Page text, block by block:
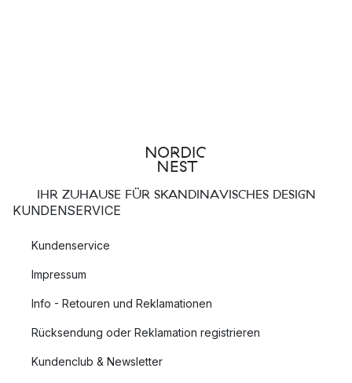
IHR ZUHAUSE FÜR SKANDINAVISCHES DESIGN
KUNDENSERVICE
Kundenservice
Impressum
Info - Retouren und Reklamationen
Rücksendung oder Reklamation registrieren
Kundenclub & Newsletter